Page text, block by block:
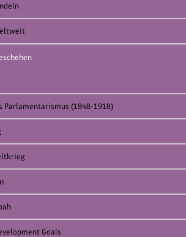
Parlamentarismus (1848-1918)
Goals